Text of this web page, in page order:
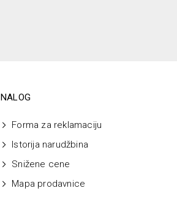
NALOG
Forma za reklamaciju
Istorija narudžbina
Snižene cene
Mapa prodavnice